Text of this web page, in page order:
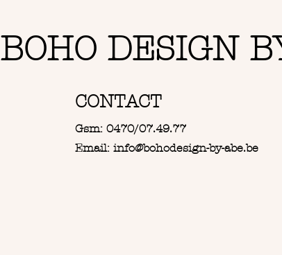
BOHO DESIGN
CONTACT
Gsm: 0470/07.49.77
Email: info@bohodesign-by-abe.be